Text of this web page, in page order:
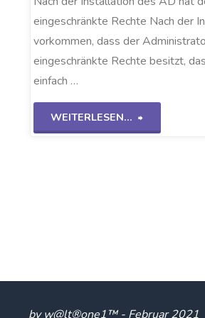
eingeschränkte Rechte Nach der
vorkommen, dass der
eingeschränkte Rechte besitzt,
einfach …
WEITERLESEN...
by w@lt®one1™ - Februar 2021